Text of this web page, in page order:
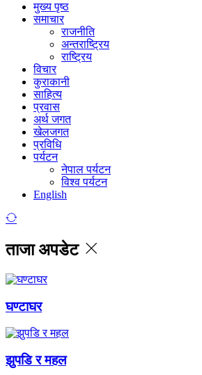
मुख्य पृष्ठ
समाचार
राजनीति
अन्तराष्ट्रिय
राष्ट्रिय
विचार
कुराकानी
साहित्य
प्रवास
अर्थ जगत
खेलजगत
प्रविधि
पर्यटन
नेपाल पर्यटन
विश्व पर्यटन
English
ताजा अपडेट
घण्टाघर
झुपडि र महल